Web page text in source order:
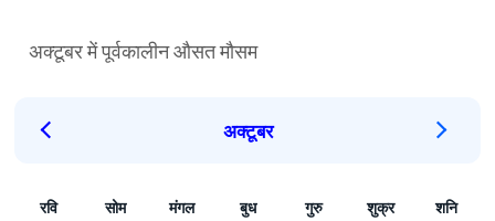
अक्टूबर में पूर्वकालीन औसत मौसम
अक्टूबर
रवि सोम मंगल बुध गुरु शुक्र शनि